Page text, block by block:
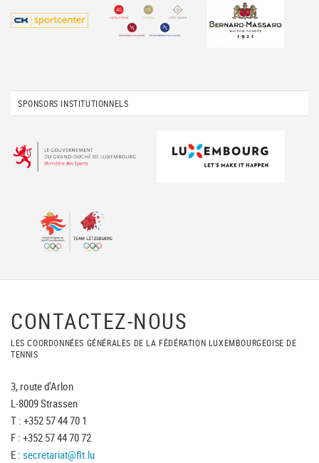
SPONSORS INSTITUTIONNELS
CONTACTEZ-NOUS
LES COORDONNÉES GÉNÉRALES DE LA FÉDÉRATION LUXEMBOURGEOISE DE
TENNIS
3, route d'Arlon
L-8009 Strassen
T : +352 57 44 70 1
F : +352 57 44 70 72
E : secretariat@flt.lu